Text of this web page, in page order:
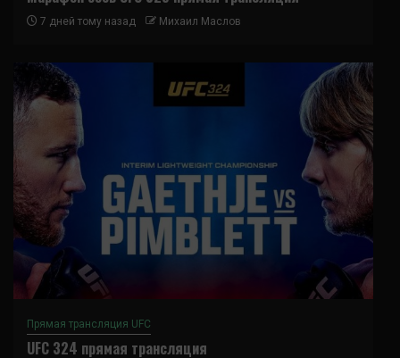
7 дней тому назад Михаил Маслов
Прямая трансляция UFC
UFC 324 прямая трансляция